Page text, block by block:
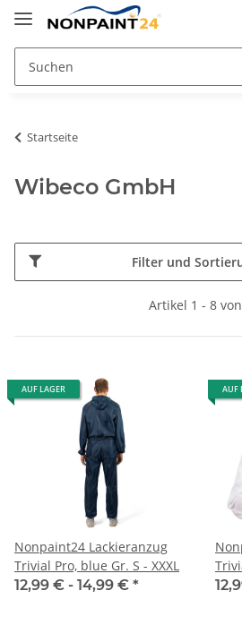
Startseite
Wibeco GmbH
Filter und
Artikel 1 - 8
AUF LAGER
Nonpaint24 Lackieranzug
Trivial Pro, blue Gr. S - XXXL
12,99 € - 14,99 € *
AUF